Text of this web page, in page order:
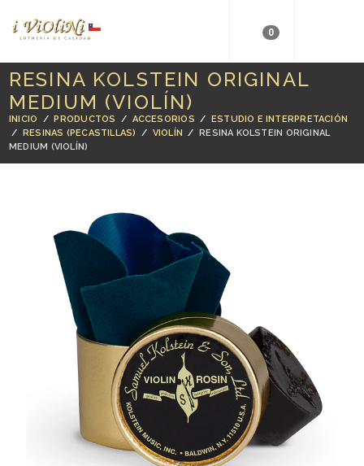
0
RESINA KOLSTEIN ORIGINAL
MEDIUM (VIOLÍN)
INICIO /PRODUCTOS / ACCESORIOS / ESTUDIO E INTERPRETACIÓN
/ RESINAS (PECASTILLAS) / VIOLÍN /RESINA KOLSTEIN ORIGINAL
MEDIUM (VIOLÍN)